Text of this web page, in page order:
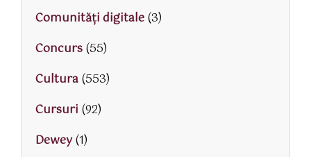
Comunități digitale(3)
Concurs(55)
Cultura(553)
Cursuri (92)
Dewey(1)